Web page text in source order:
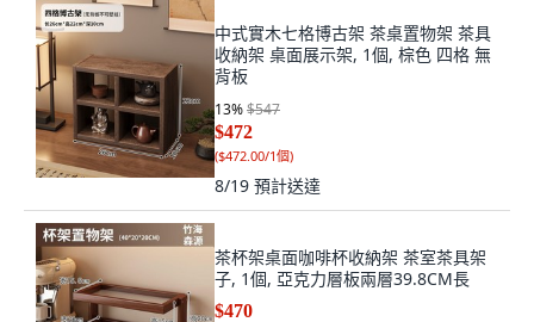
中式實木七格博古架 茶桌置物架 茶具
收納架 桌面展示架, 1個, 棕色 四格 無
背板
13%$547
$472
($472.00/1個)
8/19 預計送達
茶杯架桌面咖啡杯收納架 茶室茶具架
子, 1個, 亞克力層板兩層39.8CM長
$470